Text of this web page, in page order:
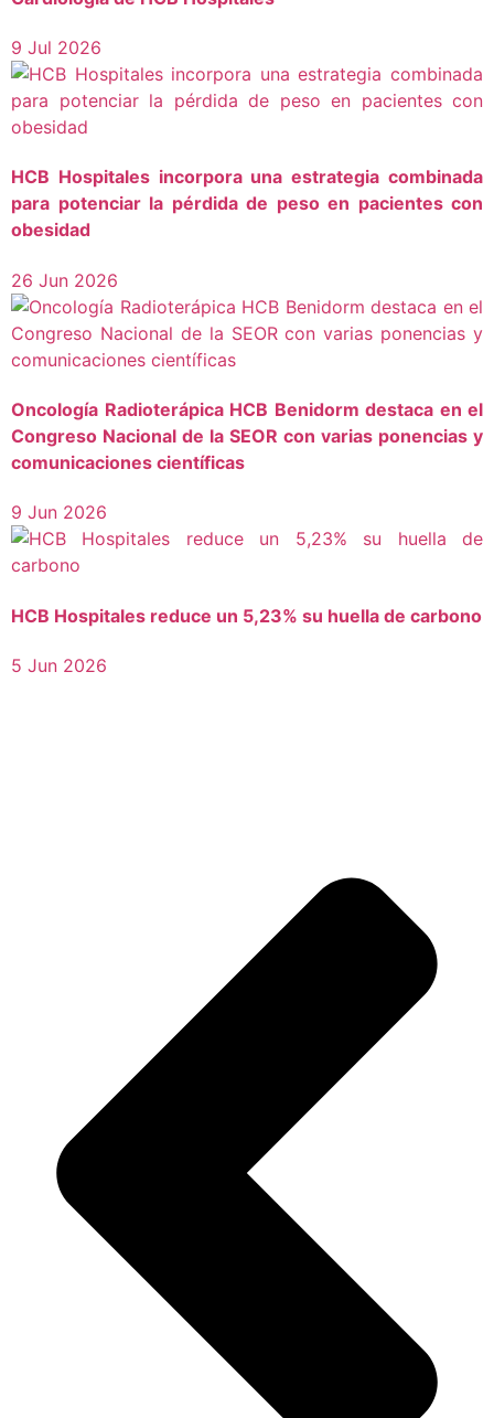
9 Jul 2026
HCB Hospitales incorpora una estrategia combinada
para potenciar la pérdida de peso en pacientes con
obesidad
26 Jun 2026
Oncología Radioterápica HCB Benidorm destaca en el
Congreso Nacional de la SEOR con varias ponencias y
comunicaciones científicas
9 Jun 2026
HCB Hospitales reduce un 5,23% su huella de carbono
5 Jun 2026